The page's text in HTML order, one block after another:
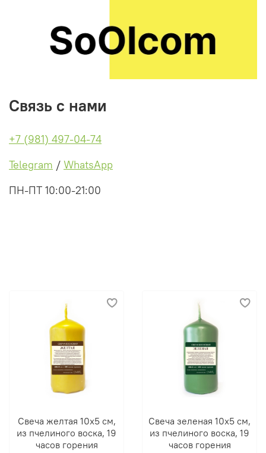
Связь с нами
+7 (981) 497-04-74
Telegram / WhatsApp
ПН-ПТ 10:00-21:00
Свеча желтая 10х5 см,
из пчелиного воска, 19
часов горения
Свеча зеленая 10х5 см,
из пчелиного воска, 19
часов горения